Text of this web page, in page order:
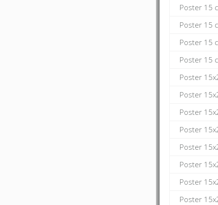
Poster 15
Poster 15
Poster 15
Poster 15
Poster
Poster
Poster
Poster
Poster
Poster
Poster
Poster